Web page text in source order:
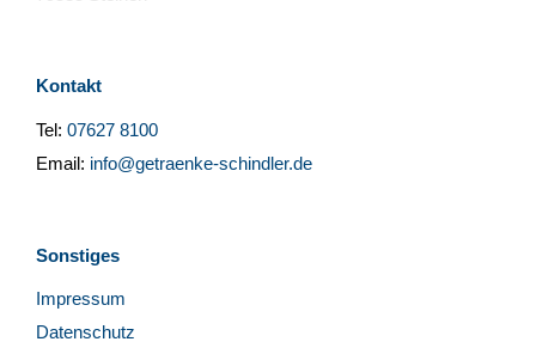
Kontakt
Tel: 07627 8100
Email: info@getraenke-schindler.de
Sonstiges
Impressum
Datenschutz